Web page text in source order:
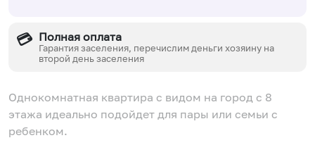
💳 Полная оплата
Гарантия заселения, перечислим деньги хозяину на
второй день заселения
Однокомнатная квартира с видом на город с 8
этажа идеально подойдет для пары или семьи с
ребенком.